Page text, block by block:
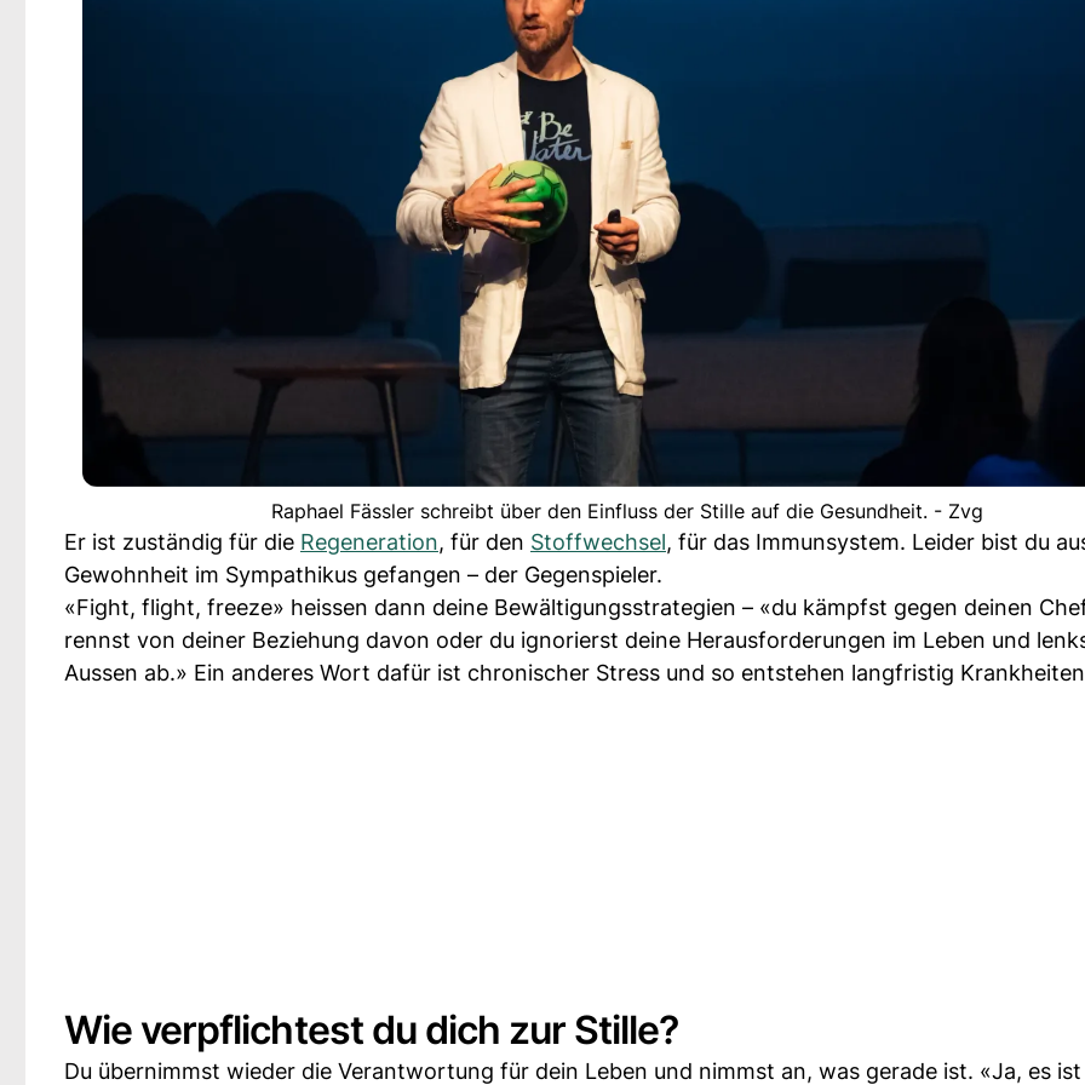
Raphael Fässler schreibt über den Einfluss der Stille auf die Gesundheit. - Zvg
Er ist zuständig für die Regeneration, für den Stoffwechsel, für das Immunsystem. Leider bist du
Gewohnheit im Sympathikus gefangen – der Gegenspieler.
«Fight, flight, freeze» heissen dann deine Bewältigungsstrategien – «du kämpfst gegen deinen
rennst von deiner Beziehung davon oder du ignorierst deine Herausforderungen im Leben und
Aussen ab.» Ein anderes Wort dafür ist chronischer Stress und so entstehen langfristig
Wie verpflichtest du dich zur Stille?
Du übernimmst wieder die Verantwortung für dein Leben und nimmst an, was gerade ist. «Ja, es